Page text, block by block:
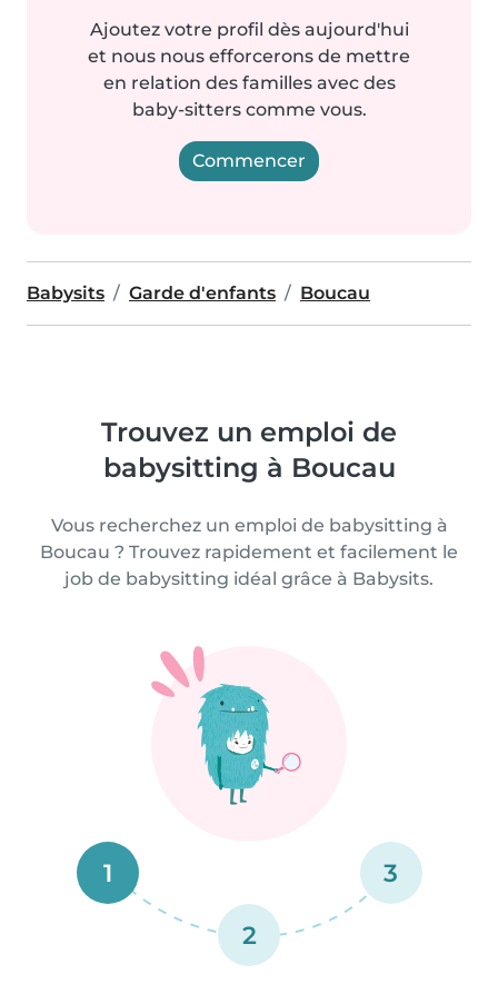
Ajoutez votre profil dès aujourd'hui
et nous nous efforcerons de mettre
en relation des familles avec des
baby-sitters comme vous.
Commencer
Babysits Garde d'enfants Boucau
Trouvez un emploi de
babysitting à Boucau
Vous recherchez un emploi de babysitting à
Boucau ? Trouvez rapidement et facilement le
job de babysitting idéal grâce à Babysits.
1
2
3